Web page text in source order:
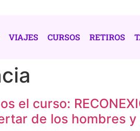
VIAJES CURSOS RETIROS
el curso:
de los hombres